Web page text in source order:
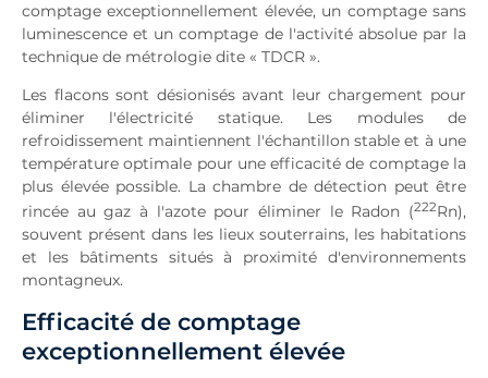
comptage exceptionnellement élevée, un comptage sans
luminescence et un comptage de l'activité absolue par la
technique de métrologie dite « TDCR ».
Les flacons sont désionisés avant leur chargement pour
éliminer l'électricité statique. Les modules de
refroidissement maintiennent l'échantillon stable et à une
température optimale pour une efficacité de comptage la
plus élevée possible. La chambre de détection peut être
rincée au gaz à l'azote pour éliminer le Radon (222Rn),
souvent présent dans les lieux souterrains, les habitations
et les bâtiments situés à proximité d'environnements
montagneux.
Efficacité de comptage
exceptionnellement élevée